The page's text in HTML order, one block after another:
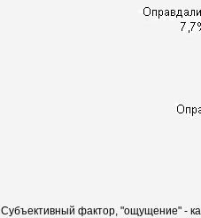
Субъективный фактор, "ощущение" -